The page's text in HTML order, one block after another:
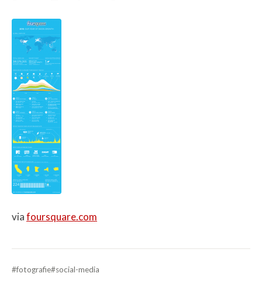
viafoursquare.com
#fotografie#social-media